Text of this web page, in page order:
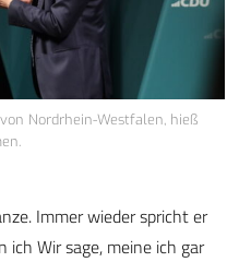
Nordrhein-Westfalen, hieß
Immer wieder spricht er
ich Wir sage, meine ich gar